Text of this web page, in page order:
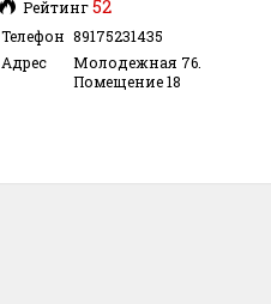
Рейтинг52
Телефон 89175231435
Адрес
Молодежная 76.
Помещение 18